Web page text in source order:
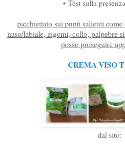
• Test sulla
picchiettato sui punti salienti
naso/labiale, zigomi, collo, palpebre
posso proseguire
CREMA VISO
dal sito: